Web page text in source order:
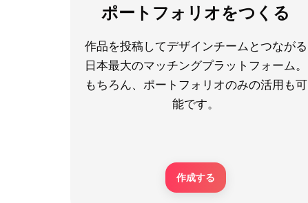
ポートフォリオをつくる
作品を投稿してデザインチームとつながる
日本最大のマッチングプラットフォーム。
もちろん、ポートフォリオのみの活用も可
能です。
作成する